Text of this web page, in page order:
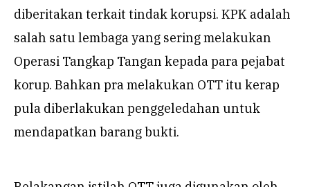
diberitakan terkait tindak korupsi. KPK adalah
salah satu lembaga yang sering melakukan
Operasi Tangkap Tangan kepada para pejabat
korup. Bahkan pra melakukan OTT itu kerap
pula diberlakukan penggeledahan untuk
mendapatkan barang bukti.